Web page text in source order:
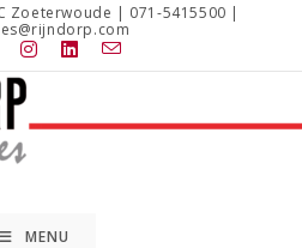
Zoeterwoude | 071-5415500 |
MENU